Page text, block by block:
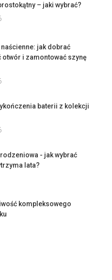
– jaki wybrać?
jak dobrać
otwór i zamontować szynę
baterii z kolekcji
- jak wybrać
lata?
kompleksowego